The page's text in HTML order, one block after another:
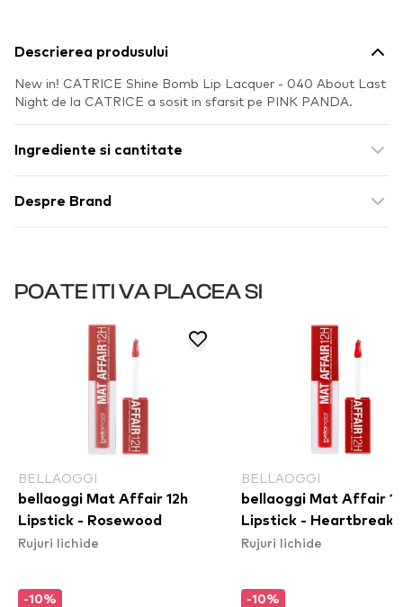
Descrierea produsului
New in! CATRICE Shine Bomb Lip Lacquer - 040 About Last
Night de la CATRICE a sosit in sfarsit pe PINK PANDA.
Ingrediente si cantitate
Despre Brand
POATE ITI VA PLACEA SI
BELLAOGGI
bellaoggi Mat Affair 12h
Lipstick - Rosewood
Rujuri lichide
-10%
BELLAOGGI
bellaoggi Mat Affair
Lipstick -
Rujuri lichide
-10%